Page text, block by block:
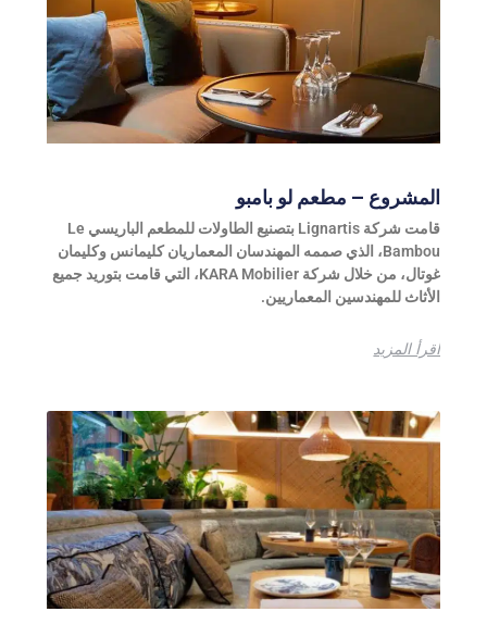
المشروع – مطعم لو بامبو
قامت شركة Lignartis بتصنيع الطاولات للمطعم الباريسي Le
Bambou، الذي صممه المهندسان المعماريان كليمانس وكليمان
غوتال، من خلال شركة KARA Mobilier، التي قامت بتوريد جميع
الأثاث للمهندسين المعماريين.
اقرأ المزيد